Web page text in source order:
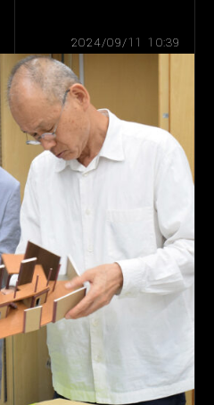
2024/09/11 10:39